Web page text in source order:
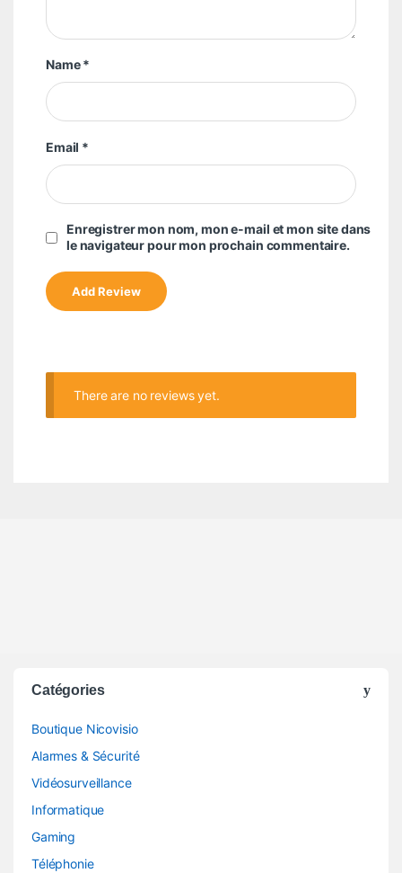
Name*
Email *
Enregistrer mon nom, mon e-mail et mon site dans
le navigateur pour mon prochain commentaire.
There are no reviews yet.
Catégories
Boutique Nicovisio
Alarmes & Sécurité
Vidéosurveillance
Informatique
Gaming
Téléphonie